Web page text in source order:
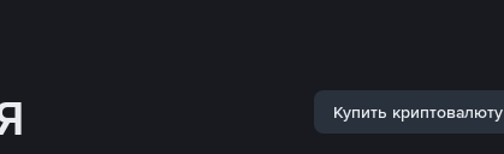
Купить криптовалюту